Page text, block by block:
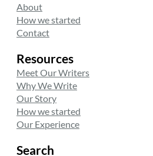
About
How we started
Contact
Resources
Meet Our Writers
Why We Write
Our Story
How we started
Our Experience
Search